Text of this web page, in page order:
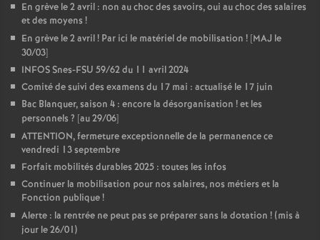
En grève le 2 avril : non au choc des savoirs, oui au choc des salaires
et des moyens !
En grève le 2 avril! Par ici le matériel de mobilisation ! [MAJ le
30/03]
INFOS Snes-FSU 59/62 du 11 avril 2024
Comité de suivi des examens du 17 mai : actualisé le 17 juin
Bac Blanquer, saison 4 : encore la désorganisation ! et les
personnels ? [au 29/06]
ATTENTION, fermeture exceptionnelle de la permanence ce
vendredi 13 septembre
Forfait mobilités durables 2025 : toutes les infos
Continuer la mobilisation pour nos salaires, nos métiers et la
Fonction publique!
Alerte : la rentrée ne peut pas se préparer sans la dotation ! (mis à
jour le 26/01)